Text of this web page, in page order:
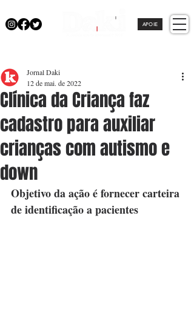
APOIE
Clínica da Criança faz
cadastro para auxiliar
crianças com autismo e
down
Jornal Daki
12 de mai. de 2022
Objetivo da ação é fornecer carteira
de identificação a pacientes